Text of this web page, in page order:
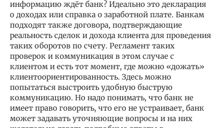
информацию ждёт банк? Идеально это декларация
о доходах или справка о заработной плате. Банкам
подходят также договора, подтверждающие
реальность сделок и дохода клиента для проведения
таких оборотов по счету. Регламент таких
проверок и коммуникация в этом случае с
клиентом и есть тот момент, где можно «дожать»
клиентоориентированность. Здесь можно
попытаться выстроить удобную быструю
коммуникацию. Но надо понимать, что банк не
имеет право говорить, что его не устраивает, банк
может задавать уточняющие вопросы и на них